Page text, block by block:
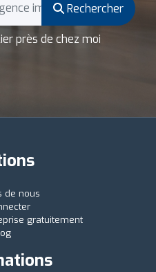
Rechercher
près de chez moi
de nous
gratuitement